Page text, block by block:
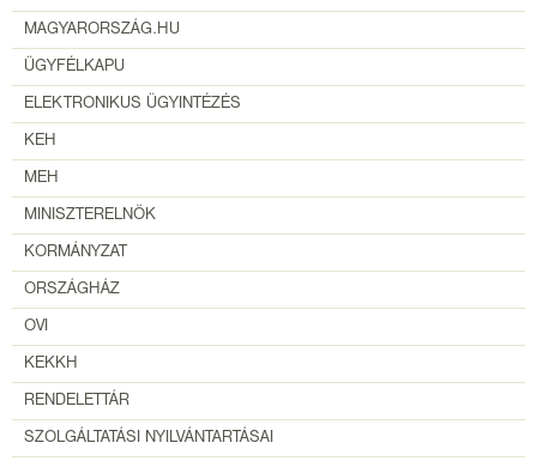
MAGYARORSZÁG.HU
ÜGYFÉLKAPU
ELEKTRONIKUS ÜGYINTÉZÉS
KEH
MEH
MINISZTERELNÖK
KORMÁNYZAT
ORSZÁGHÁZ
OVI
KEKKH
RENDELETTÁR
SZOLGÁLTATÁSI NYILVÁNTARTÁSAI